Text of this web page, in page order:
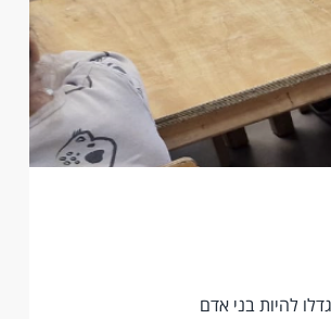
להיות בני אדם